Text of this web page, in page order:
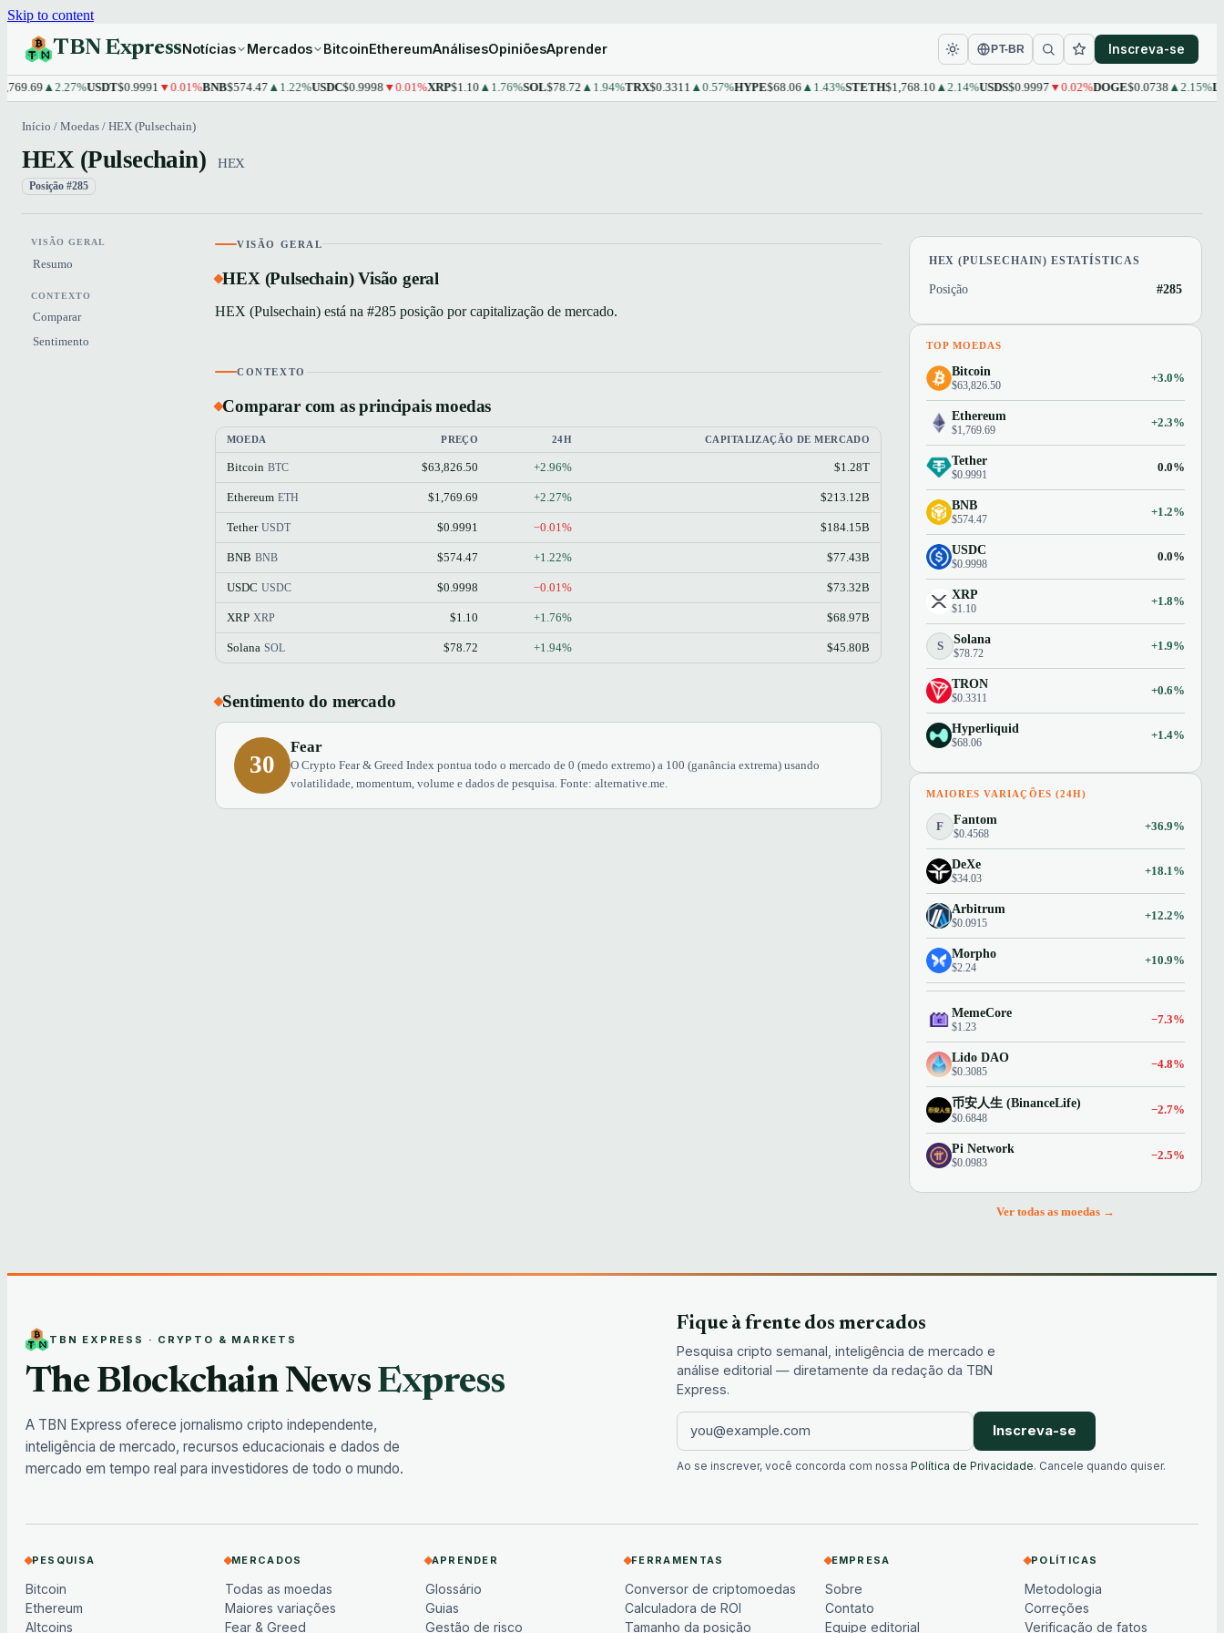
Skip to content
TBN ExpressNotícias Mercados BitcoinEthereumAnálisesOpiniõesAprender PT-BR Inscreva-se
▲2.27%USDT$0.9991▼0.01%BNB$574.47▲1.22%USDC$0.9998▼0.01%XRP$1.10▲1.76%SOL$78.72▲1.94%TRX$0.3311▲0.57%HYPE$68.06▲1.43%STETH$1,768.10▲2.14%USDS$0.9997▼0.02%DOGE$0.0738▲2.15%LEO
Início / Moedas / HEX (Pulsechain)
HEX (Pulsechain) HEX
Posição #285
VISÃO GERAL
Resumo
CONTEXTO
Comparar
Sentimento
VISÃO GERAL
HEX (Pulsechain) Visão geral
HEX (Pulsechain) está na #285 posição por capitalização de mercado.
CONTEXTO
Comparar com as principais moedas
MOEDA PREÇO 24H CAPITALIZAÇÃO DE MERCADO
Bitcoin BTC $63,826.50 +2.96% $1.28T
Ethereum ETH $1,769.69 +2.27% $213.12B
Tether USDT $0.9991 −0.01% $184.15B
BNB BNB $574.47 +1.22% $77.43B
USDC USDC $0.9998 −0.01% $73.32B
XRP XRP $1.10 +1.76% $68.97B
Solana SOL $78.72 +1.94% $45.80B
Sentimento do mercado
30
Fear
O Crypto Fear & Greed Index pontua todo o mercado de 0 (medo extremo) a 100 (ganância extrema) usando
volatilidade, momentum, volume e dados de pesquisa. Fonte: alternative.me.
HEX (PULSECHAIN) ESTATÍSTICAS
Posição #285
TOP MOEDAS
Bitcoin
$63,826.50
+3.0%
Ethereum
$1,769.69
+2.3%
Tether
$0.9991
0.0%
BNB
$574.47
+1.2%
USDC
$0.9998
0.0%
XRP
$1.10
+1.8%
S Solana
$78.72
+1.9%
TRON
$0.3311
+0.6%
Hyperliquid
$68.06
+1.4%
MAIORES VARIAÇÕES (24H)
F Fantom
$0.4568
+36.9%
DeXe
$34.03
+18.1%
Arbitrum
$0.0915
+12.2%
Morpho
$2.24
+10.9%
MemeCore
$1.23
−7.3%
Lido DAO
$0.3085
−4.8%
币安人生 (BinanceLife)
$0.6848
−2.7%
Pi Network
$0.0983
−2.5%
Ver todas as moedas →
TBN EXPRESS · CRYPTO & MARKETS
The Blockchain News Express
A TBN Express oferece jornalismo cripto independente,
inteligência de mercado, recursos educacionais e dados de
mercado em tempo real para investidores de todo o mundo.
Fique à frente dos mercados
Pesquisa cripto semanal, inteligência de mercado e
análise editorial — diretamente da redação da TBN
Express.
Inscreva-se
Ao se inscrever, você concorda com nossa Política de Privacidade. Cancele quando quiser.
PESQUISA
Bitcoin
Ethereum
Altcoins
MERCADOS
Todas as moedas
Maiores variações
Fear & Greed
APRENDER
Glossário
Guias
Gestão de risco
FERRAMENTAS
Conversor de criptomoedas
Calculadora de ROI
Tamanho da posição
EMPRESA
Sobre
Contato
Equipe editorial
POLÍTICAS
Metodologia
Correções
Verificação de fatos